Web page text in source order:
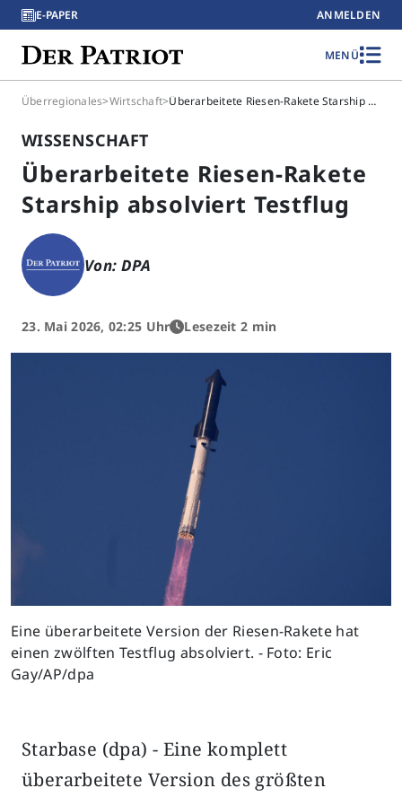
E-PAPER ANMELDEN
MENÜ
Überregionales>Wirtschaft> Überarbeitete Riesen-Rakete Starship absolviert Testflug
WISSENSCHAFT
Überarbeitete Riesen-Rakete
Starship absolviert Testflug
Von: DPA
23. Mai 2026, 02:25 Uhr Lesezeit 2 min
Eine überarbeitete Version der Riesen-Rakete hat
einen zwölften Testflug absolviert. - Foto: Eric
Gay/AP/dpa
Starbase (dpa) - Eine komplett
überarbeitete Version des größten